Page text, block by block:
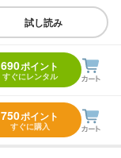
試し読み
690ポイント
すぐにレンタル
750ポイント
すぐに購入